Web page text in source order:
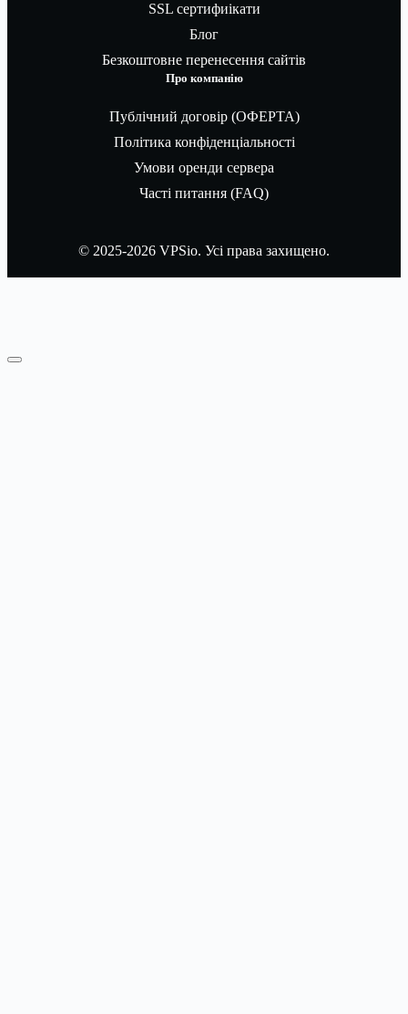
SSL сертифиікати
Блог
Безкоштовне перенесення сайтів
Про компанію
Публічний договір (ОФЕРТА)
Політика конфіденціальності
Умови оренди сервера
Часті питання (FAQ)
© 2025-2026 VPSio. Усі права захищено.